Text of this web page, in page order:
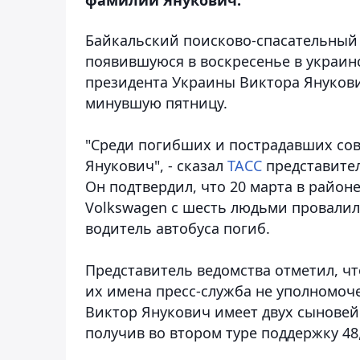
Байкальский поисково-
появившуюся в воскресенье в
президента Украины Виктора
минувшую пятницу.
"Среди погибших и пострадавших
Янукович", - сказал ТАСС
Он подтвердил, что 20 марта в
Volkswagen с шесть людьми
водитель автобуса погиб.
Представитель ведомства отметил,
их имена пресс-служба не
Виктор Янукович имеет двух
получив во втором туре поддержку